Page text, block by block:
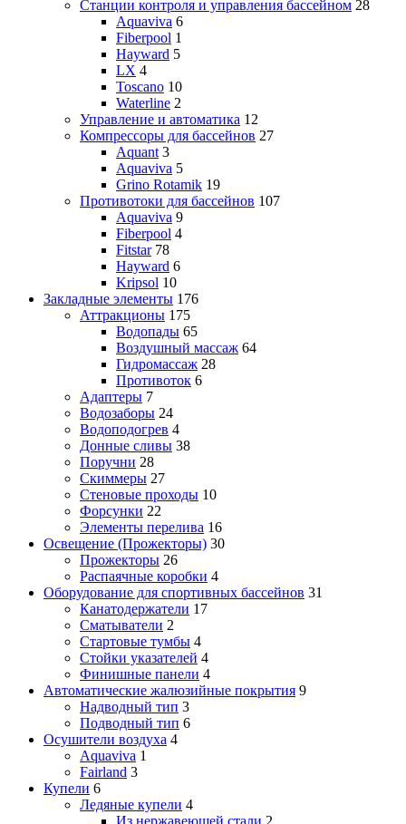
Станции контроля и управления бассейном 28
Aquaviva 6
Fiberpool 1
Hayward 5
LX 4
Toscano 10
Waterline 2
Управление и автоматика 12
Компрессоры для бассейнов 27
Aquant 3
Aquaviva 5
Grino Rotamik 19
Противотоки для бассейнов 107
Aquaviva 9
Fiberpool 4
Fitstar 78
Hayward 6
Kripsol 10
Закладные элементы 176
Аттракционы 175
Водопады 65
Воздушный массаж 64
Гидромассаж 28
Противоток 6
Адаптеры 7
Водозаборы 24
Водоподогрев 4
Донные сливы 38
Поручни 28
Скиммеры 27
Стеновые проходы 10
Форсунки 22
Элементы перелива 16
Освещение (Прожекторы) 30
Прожекторы 26
Распаячные коробки 4
Оборудование для спортивных бассейнов 31
Канатодержатели 17
Сматыватели 2
Стартовые тумбы 4
Стойки указателей 4
Финишные панели 4
Автоматические жалюзийные покрытия 9
Надводный тип 3
Подводный тип 6
Осушители воздуха 4
Aquaviva 1
Fairland 3
Купели 6
Ледяные купели 4